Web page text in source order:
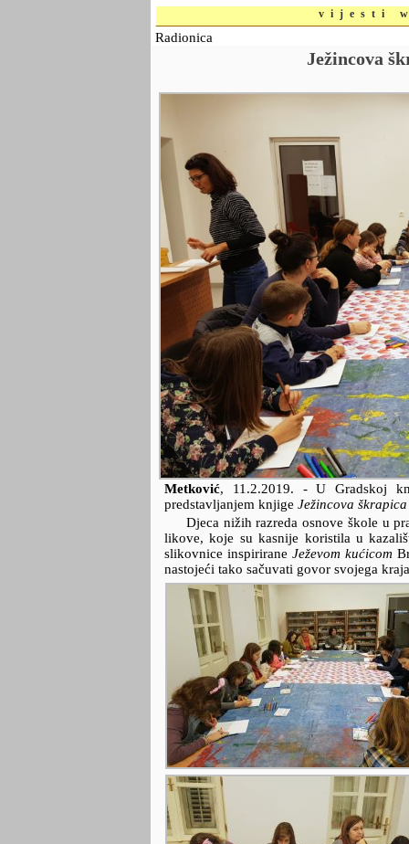
vijesti
Radionica
Ježincova
Metković, 11.2.2019. - U Gradskoj
predstavljanjem knjige Ježincova škrapica
Djeca nižih razreda osnove škole u
likove, koje su kasnije koristila u
slikovnice inspirirane Ježevom kućicom
nastojeći tako sačuvati govor svojega